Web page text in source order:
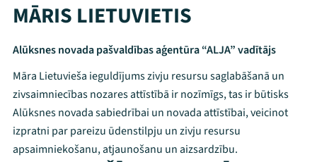
MĀRIS LIETUVIETIS
Alūksnes novada pašvaldības aģentūra “ALJA” vadītājs
Māra Lietuvieša ieguldījums zivju resursu saglabāšanā un
zivsaimniecības nozares attīstībā ir nozīmīgs, tas ir būtisks
Alūksnes novada sabiedrībai un novada attīstībai, veicinot
izpratni par pareizu ūdenstilpju un zivju resursu
apsaimniekošanu, atjaunošanu un aizsardzību.